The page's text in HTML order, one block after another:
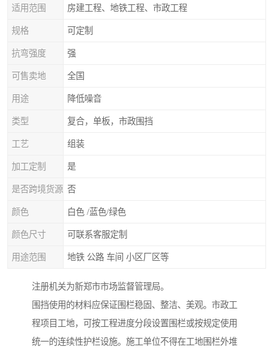
适用范围 房建工程、地铁工程、市政工程
规格 可定制
抗弯强度 强
可售卖地 全国
用途 降低噪音
类型 复合，单板，市政围挡
工艺 组装
加工定制 是
是否跨境货源 否
颜色 白色 /蓝色/绿色
颜色尺寸 可联系客服定制
用途范围 地铁 公路 车间 小区厂区等
注册机关为新郑市市场监督管理局。
围挡使用的材料应保证围栏稳固、整洁、美观。市政工
程项目工地，可按工程进度分段设置围栏或按规定使用
统一的连续性护栏设施。施工单位不得在工地围栏外堆